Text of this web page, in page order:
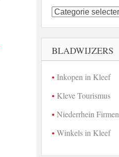
Kleefse
bedrijven
beeld
BLADWIJZERS
Inkopen in Kleef
Kleve Tourismus
Niederrhein Firmen
Winkels in Kleef